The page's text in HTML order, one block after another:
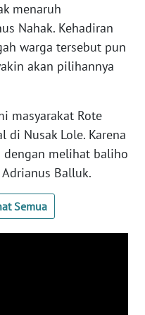
menaruh
Nahak. Kehadiran
warga tersebut pun
akan pilihannya
masyarakat Rote
di Nusak Lole. Karena
melihat baliho
Balluk.
Semua